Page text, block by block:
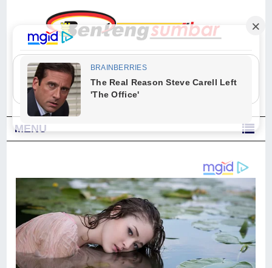
"Sesungguhnya Allah dan para malaikat-Nya berselawat untuk Nabi.
Wahai orang-orang yang beriman, berselawatlah kamu untuk Nabi dan
ucapkanlah salam dengan penuh penghormatan kepadanya." (Qs. Al
Ahzab Ayat 56)
MENU